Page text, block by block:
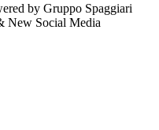
by Gruppo Spaggiari
New Social Media